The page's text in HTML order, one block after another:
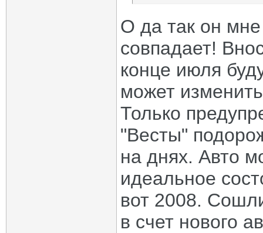
О да так он
совпадает!
конце июля
может
Только
"Весты"
на днях. Авто
идеальное
вот 2008.
в счет нового